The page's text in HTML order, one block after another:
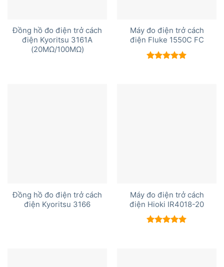
Đồng hồ đo điện trở cách
điện Kyoritsu 3161A
(20MΩ/100MΩ)
Máy đo điện trở cách
điện Fluke 1550C FC
Đồng hồ đo điện trở cách
điện Kyoritsu 3166
Máy đo điện trở cách
điện Hioki IR4018-20